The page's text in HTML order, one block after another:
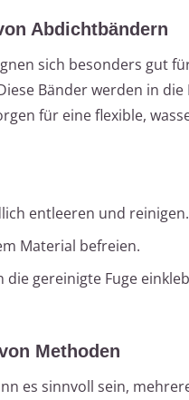
Abdichtbändern
sich besonders gut
Bänder werden in die
für eine flexible,
entleeren und reinigen.
Material befreien.
die gereinigte Fuge
Methoden
es sinnvoll sein,